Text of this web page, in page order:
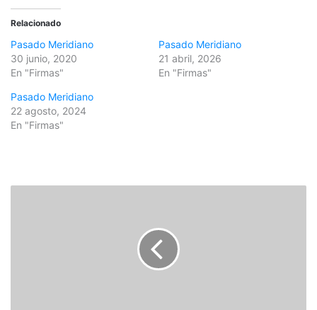
Relacionado
Pasado Meridiano
30 junio, 2020
En "Firmas"
Pasado Meridiano
21 abril, 2026
En "Firmas"
Pasado Meridiano
22 agosto, 2024
En "Firmas"